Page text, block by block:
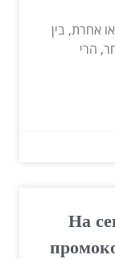
אחרת, בין
הרי
На